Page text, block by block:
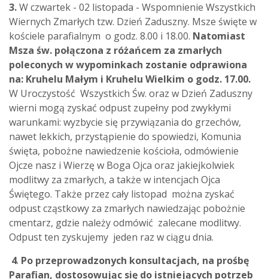
3.W czwartek - 02 listopada - Wspomnienie Wszystkich
Wiernych Zmarłych tzw. Dzień Zaduszny. Msze święte w
kościele parafialnym o godz. 8.00 i 18.00. Natomiast
Msza św. połączona z różańcem za zmarłych
poleconych w wypominkach zostanie odprawiona
na: Kruhelu Małym i Kruhelu Wielkim o godz. 17.00.
W Uroczystość Wszystkich Św. oraz w Dzień Zaduszny
wierni mogą zyskać odpust zupełny pod zwykłymi
warunkami: wyzbycie się przywiązania do grzechów,
nawet lekkich, przystąpienie do spowiedzi, Komunia
święta, pobożne nawiedzenie kościoła, odmówienie
Ojcze nasz i Wierzę w Boga Ojca oraz jakiejkolwiek
modlitwy za zmarłych, a także w intencjach Ojca
Świętego. Także przez cały listopad można zyskać
odpust cząstkowy za zmarłych nawiedzając pobożnie
cmentarz, gdzie należy odmówić zalecane modlitwy.
Odpust ten zyskujemy jeden raz w ciągu dnia.
4. Po przeprowadzonych konsultacjach, na prośbę
Parafian, dostosowując się do istniejących potrzeb